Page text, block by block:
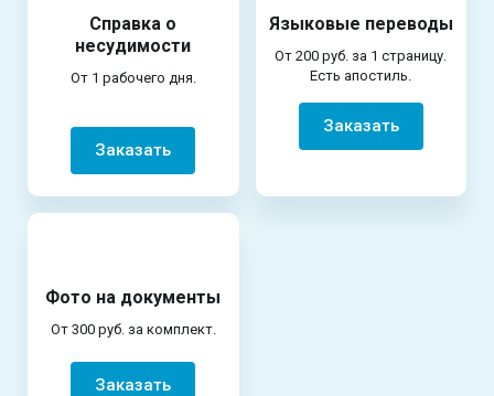
Справка о
несудимости
От 1 рабочего дня.
Заказать
Языковые переводы
От 200 руб. за 1 страницу.
Есть апостиль.
Заказать
Фото на документы
От 300 руб. за комплект.
Заказать